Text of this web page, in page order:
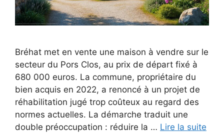
Bréhat met en vente une maison à vendre sur le
secteur du Pors Clos, au prix de départ fixé à
680 000 euros. La commune, propriétaire du
bien acquis en 2022, a renoncé à un projet de
réhabilitation jugé trop coûteux au regard des
normes actuelles. La démarche traduit une
double préoccupation : réduire la … Lire la suite